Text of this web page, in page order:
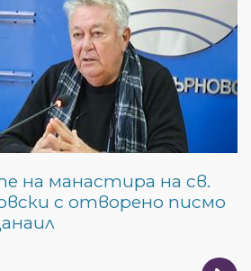
на манастира на св.
с отворено писмо